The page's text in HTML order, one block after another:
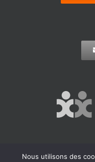
Nous utilisons des